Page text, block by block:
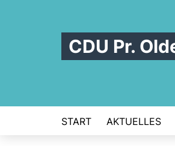
CDU Pr.
START AKTUELLES